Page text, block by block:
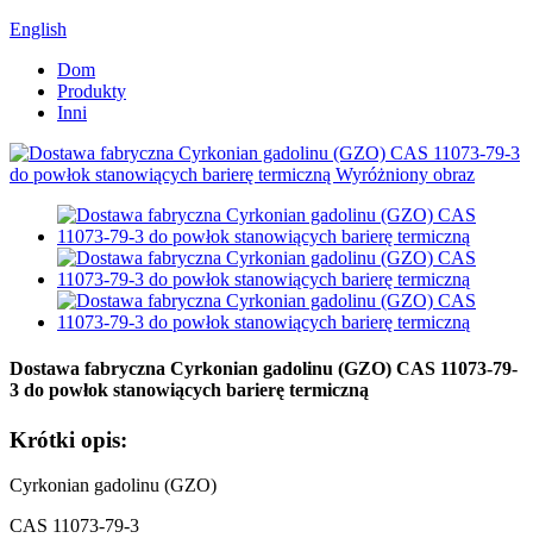
English
Dom
Produkty
Inni
Dostawa fabryczna Cyrkonian gadolinu (GZO) CAS 11073-79-
3 do powłok stanowiących barierę termiczną
Krótki opis:
Cyrkonian gadolinu (GZO)
CAS 11073-79-3